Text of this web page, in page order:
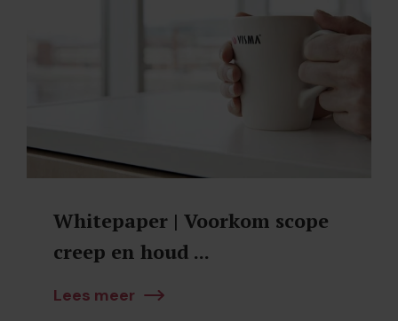
Whitepaper | Voorkom scope
creep en houd ...
Lees meer